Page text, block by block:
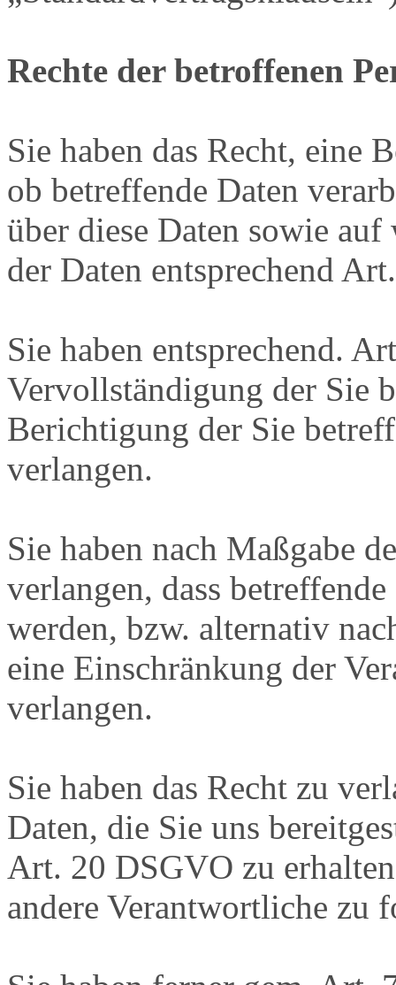
Rechte der betroffenen
Sie haben das Recht, eine
ob betreffende Daten
über diese Daten sowie
der Daten entsprechend
Sie haben entsprechend.
Vervollständigung der Sie
Berichtigung der Sie
verlangen.
Sie haben nach Maßgabe
verlangen, dass
werden, bzw. alternativ
eine Einschränkung der
verlangen.
Sie haben das Recht zu
Daten, die Sie uns
Art. 20 DSGVO zu
andere Verantwortliche zu